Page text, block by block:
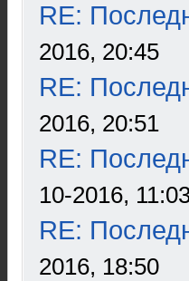
RE:
2016, 20:45
RE:
2016, 20:51
RE:
10-2016,
RE:
2016, 18:50